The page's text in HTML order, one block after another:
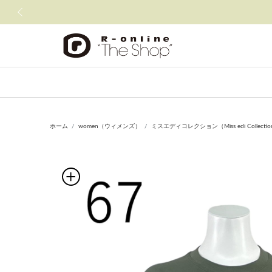
ホーム women（ウィメンズ） ミスエディコレクション（Miss edi